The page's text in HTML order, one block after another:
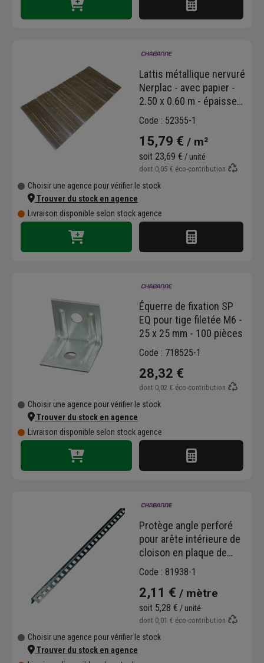
Lattis métallique nervuré
Nerplac - avec papier -
2.50 x 0.60 m - épaisseur
0.35 mm
Code : 52355-1
15,79 € / m²
soit 23,69 € / unité
dont 0,05 € éco-contribution
Choisir une agence pour vérifier le stock
Trouver du stock en agence
Livraison disponible selon stock agence
Équerre de fixation SP
EQ pour tige filetée M6 -
25 x 25 mm - 100 pièces
Code : 718525-1
28,32 €
dont 0,02 € éco-contribution
Choisir une agence pour vérifier le stock
Trouver du stock en agence
Livraison disponible selon stock agence
Protège angle perforé
pour arête intérieure de
cloison en plaque de
plâtre - 35,0 MM x 35,0
Code : 81938-1
2,11 € / mètre
soit 5,28 € / unité
dont 0,01 € éco-contribution
Choisir une agence pour vérifier le stock
Trouver du stock en agence